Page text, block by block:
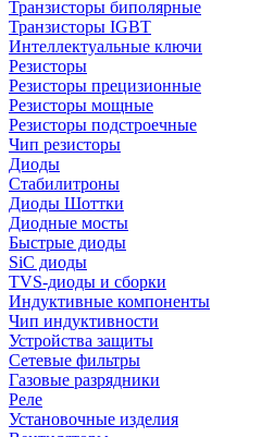
Транзисторы биполярные
Транзисторы IGBT
Интеллектуальные ключи
Резисторы
Резисторы прецизионные
Резисторы мощные
Резисторы подстроечные
Чип резисторы
Диоды
Стабилитроны
Диоды Шоттки
Диодные мосты
Быстрые диоды
SiC диоды
TVS-диоды и сборки
Индуктивные компоненты
Чип индуктивности
Устройства защиты
Сетевые фильтры
Газовые разрядники
Реле
Установочные изделия